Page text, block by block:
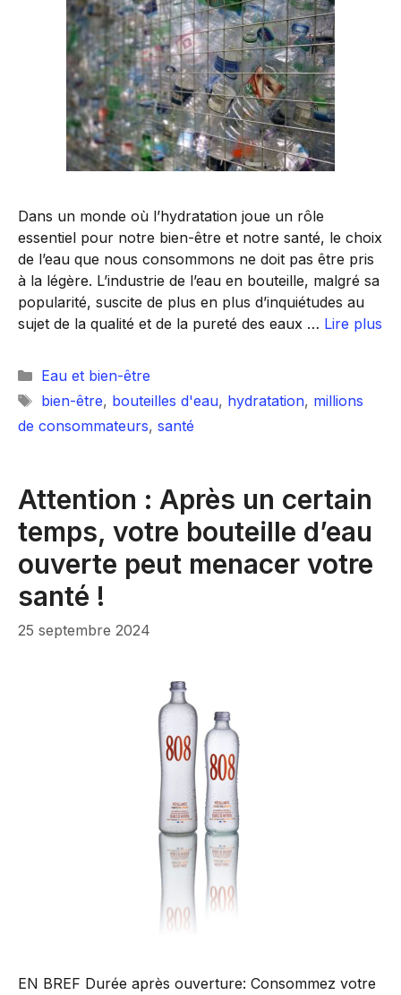
Dans un monde où l’hydratation joue un rôle
essentiel pour notre bien-être et notre santé, le choix
de l’eau que nous consommons ne doit pas être pris
à la légère. L’industrie de l’eau en bouteille, malgré sa
popularité, suscite de plus en plus d’inquiétudes au
sujet de la qualité et de la pureté des eaux … Lire plus
Catégories
Eau et bien-être
Étiquettes
bien-être, bouteilles d'eau, hydratation, millions
de consommateurs, santé
Attention : Après un certain
temps, votre bouteille d’eau
ouverte peut menacer votre
santé !
25 septembre 2024
EN BREF Durée après ouverture: Consommez votre